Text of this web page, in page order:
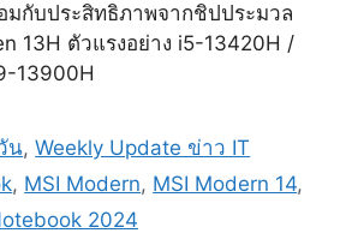
มกับประสิทธิภาพจากชิปประมวล
13H ตัวแรงอย่าง i5-13420H /
13900H
น,Weekly Update ข่าว IT
, MSI Modern, MSI Modern 14,
2024